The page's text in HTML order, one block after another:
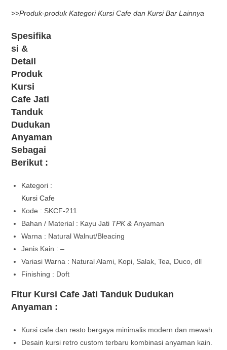
>>Produk-produk Kategori Kursi Cafe dan Kursi Bar Lainnya
Spesifika
si &
Detail
Produk
Kursi
Cafe Jati
Tanduk
Dudukan
Anyaman
Sebagai
Berikut :
Kategori :
Kursi Cafe
Kode : SKCF-211
Bahan / Material : Kayu Jati TPK &Anyaman
Warna : Natural Walnut/Bleacing
Jenis Kain : –
Variasi Warna : Natural Alami, Kopi, Salak, Tea, Duco, dll
Finishing : Doft
Fitur Kursi Cafe Jati Tanduk Dudukan
Anyaman :
Kursi cafe dan resto bergaya minimalis modern dan mewah.
Desain kursi retro custom terbaru kombinasi anyaman kain.